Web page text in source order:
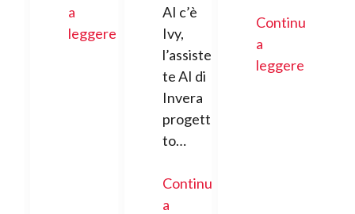
a
leggere
AI c’è
Ivy,
l’assisten
te AI di
Invera
progetta
to…
Continua
a
Continua
a
leggere